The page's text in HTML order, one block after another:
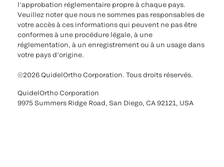
l’approbation réglementaire propre à chaque pays.
Veuillez noter que nous ne sommes pas responsables de
votre accès à ces informations qui peuvent ne pas être
conformes à une procédure légale, à une
réglementation, à un enregistrement ou à un usage dans
votre pays d’origine.
©2026 QuidelOrtho Corporation. Tous droits réservés.
QuidelOrtho Corporation
9975 Summers Ridge Road, San Diego, CA 92121, USA